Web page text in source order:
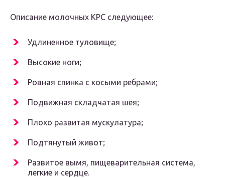
Описание молочных КРС следующее:
Удлиненное туловище;
Высокие ноги;
Ровная спинка с косыми ребрами;
Подвижная складчатая шея;
Плохо развитая мускулатура;
Подтянутый живот;
Развитое вымя, пищеварительная система,
легкие и сердце.